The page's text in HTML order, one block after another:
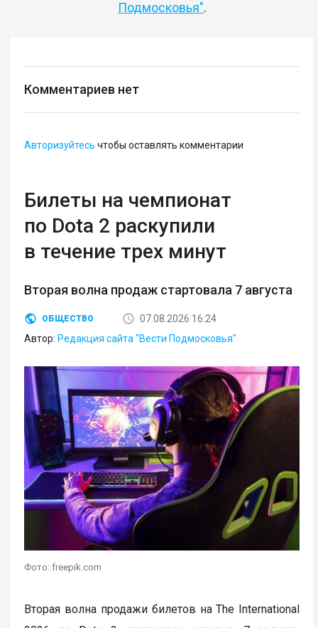
Подмосковья".
Комментариев нет
Авторизуйтесь чтобы оставлять комментарии
Билеты на чемпионат
по Dota 2 раскупили
в течение трех минут
Вторая волна продаж стартовала 7 августа
ОБЩЕСТВО
07.08.2026 16:24
Автор: Редакция сайта "Вести Подмосковья"
Фото: freepik.com
Вторая волна продажи билетов на The International